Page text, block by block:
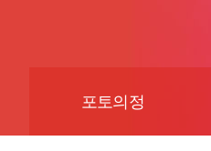
포토의정